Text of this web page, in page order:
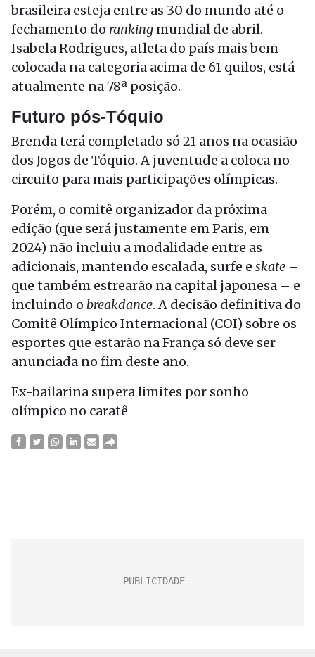
brasileira esteja entre as 30 do mundo até o
fechamento do rankingmundial de abril.
Isabela Rodrigues, atleta do país mais bem
colocada na categoria acima de 61 quilos, está
atualmente na 78ª posição.
Futuro pós-Tóquio
Brendaterá completado só 21 anos na ocasião
dos Jogos de Tóquio. A juventude a coloca no
circuito para mais participações olímpicas.
Porém, o comitê organizador da próxima
edição (que será justamente em Paris, em
2024) não incluiu a modalidade entre as
adicionais, mantendo escalada, surfe e skate –
que também estrearão na capital japonesa – e
incluindo o breakdance. A decisão definitiva do
Comitê Olímpico Internacional (COI) sobre os
esportes que estarão na França só deve ser
anunciada no fim deste ano.
Ex-bailarina supera limites por sonho
olímpico no caratê